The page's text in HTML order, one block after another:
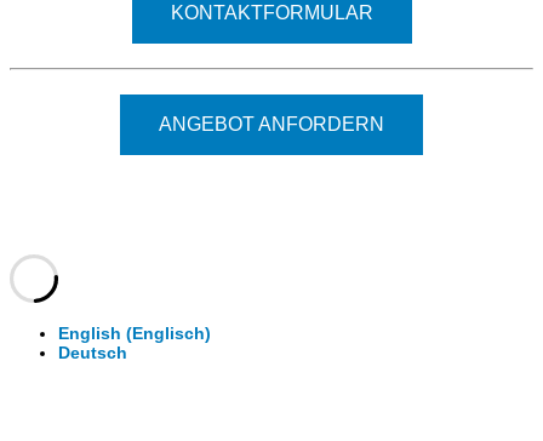
KONTAKTFORMULAR
ANGEBOT ANFORDERN
English (Englisch)
Deutsch